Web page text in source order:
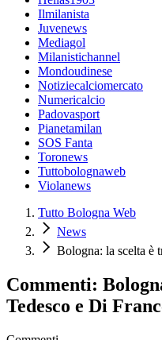
Ilmilanista
Juvenews
Mediagol
Milanistichannel
Mondoudinese
Notiziecalciomercato
Numericalcio
Padovasport
Pianetamilan
SOS Fanta
Toronews
Tuttobolognaweb
Violanews
Tutto Bologna Web
News
Bologna: la scelta è
Commenti:
Tedesco e Di